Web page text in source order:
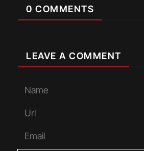
0 COMMENTS
LEAVE A COMMENT